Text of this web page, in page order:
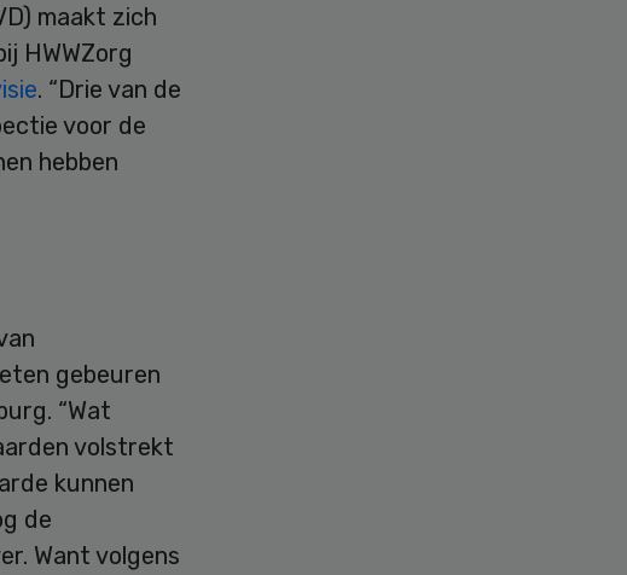
maakt zich
HWWZorg
. “Drie van de
voor de
hebben
gebeuren
“Wat
volstrekt
kunnen
de
Want volgens